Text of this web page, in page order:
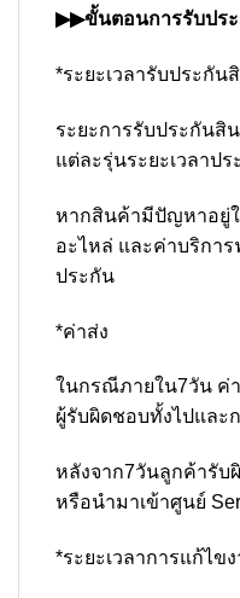
▶▶ขั้นตอนการรับปร
*ระยะเวลารับประกัน
ระยะการรับประกันสิ
แต่ละรุ่นระยะเวลาป
หากสินค้ามีปัญหาอยู่
อะไหล่ และค่าบริการ
ประกัน
*ค่าส่ง
ในกรณีภายใน7วัน ค่
ผู้รับผิดชอบทั้งไปและ
หลังจาก7วันลูกค้ารับ
หรือนำมาเข้าศูนย์
*ระยะเวลาการแก้ไข